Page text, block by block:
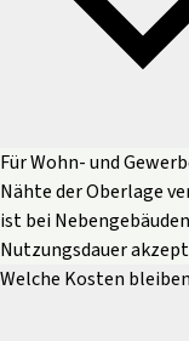
Für Wohn- und
Nähte der Oberlage
ist bei
Nutzungsdauer
Welche Kosten